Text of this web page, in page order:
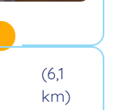
(6,1
km)